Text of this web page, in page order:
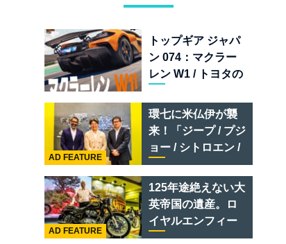
トップギア ジャパ
ン 074：マクラー
レン W1 / トヨタの
ー戦略 /フェラーリ
849 テスタロッサ /
テメラリオ /ベント
レー スーパースポ
ーツ
環七に米仏伊が襲
来！「ジープ / プジ
ョー / シトロエン /
フィアット / アバル
ト足立」はクルマ
のセレクトショッ
プである
AD FEATURE
125年途絶えない大
英帝国の遺産。ロ
イヤルエンフィー
ルド責任者に訊
AD FEATURE